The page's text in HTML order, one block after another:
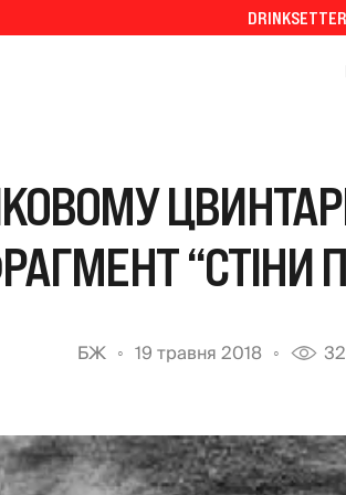
DRINKSETTER
“СТІНИ
БЖ 19 травня 2018